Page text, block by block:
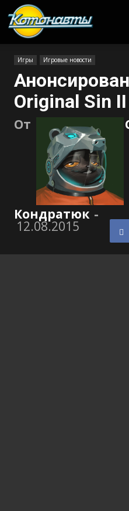
Игры Игровые новости
Original Sin II
От
Кондратюк -
12.08.2015